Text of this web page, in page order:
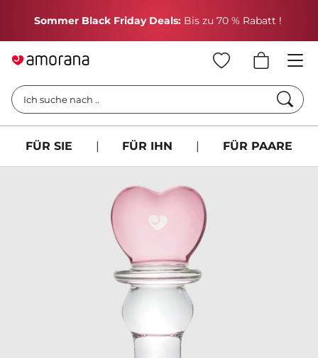
Sommer Black Friday Deals: Bis zu 70 % Rabatt !
Ich suche nach ..
FÜR SIE | FÜR IHN | FÜR PAARE